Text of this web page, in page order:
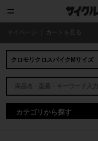
マイページ カートを見る
カテゴリから探す